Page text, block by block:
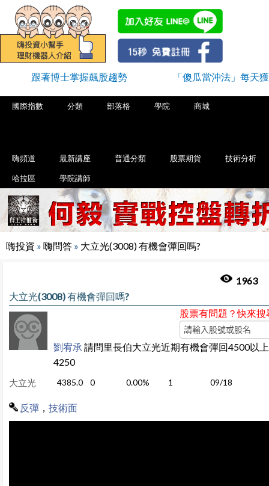
跟著博士掌握飆股趨勢 「傻瓜當沖法」每天
國際指數 分類 部落格 學院 商城
嗨頻道 最新講座 普通分類 股票期貨 技術分析
哈拉區 學院講師
嗨投資 » 嗨問答 » 大立光(3008) 有機會彈回嗎?
1963
大立光(3008) 有機會彈回嗎?
股票有問題？快來搜
劉宥承 請問里長伯大立光近期有機會彈回4500以
4250
大立光 4385.0 0 0.00% 1 09/18
反彈 技術面